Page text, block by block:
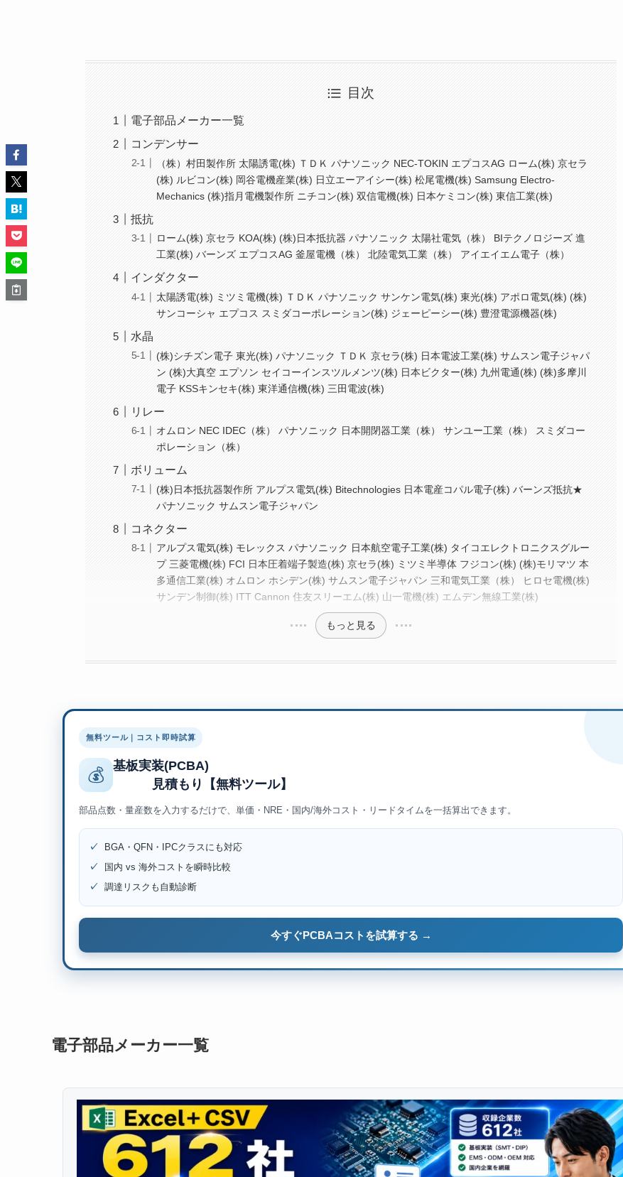
目次
電子部品メーカー一覧
コンデンサー
（株）村田製作所 太陽誘電(株) ＴＤＫ パナソニック NEC-TOKIN エプコスAG ローム(株) 京セラ
(株) ルビコン(株) 岡谷電機産業(株) 日立エーアイシー(株) 松尾電機(株) Samsung Electro-
Mechanics (株)指月電機製作所 ニチコン(株) 双信電機(株) 日本ケミコン(株) 東信工業(株)
抵抗
ローム(株) 京セラ KOA(株) (株)日本抵抗器 パナソニック 太陽社電気（株） BIテクノロジーズ 進
工業(株) バーンズ エプコスAG 釜屋電機（株） 北陸電気工業（株） アイエイエム電子（株）
インダクター
太陽誘電(株) ミツミ電機(株) ＴＤＫ パナソニック サンケン電気(株) 東光(株) アポロ電気(株) (株)
サンコーシャ エプコス スミダコーポレーション(株) ジェーピーシー(株) 豊澄電源機器(株)
水晶
(株)シチズン電子 東光(株) パナソニック ＴＤＫ 京セラ(株) 日本電波工業(株) サムスン電子ジャパ
ン (株)大真空 エプソン セイコーインスツルメンツ(株) 日本ビクター(株) 九州電通(株) (株)多摩川
電子 KSSキンセキ(株) 東洋通信機(株) 三田電波(株)
リレー
オムロン NEC IDEC（株） パナソニック 日本開閉器工業（株） サンユー工業（株） スミダコー
ポレーション（株）
ボリューム
(株)日本抵抗器製作所 アルプス電気(株) Bitechnologies 日本電産コパル電子(株) バーンズ抵抗★
パナソニック サムスン電子ジャパン
コネクター
アルプス電気(株) モレックス パナソニック 日本航空電子工業(株) タイコエレクトロニクスグルー
プ 三菱電機(株) FCI 日本圧着端子製造(株) 京セラ(株) ミツミ半導体 フジコン(株) (株)モリマツ 本
多通信工業(株) オムロン ホシデン(株) サムスン電子ジャパン 三和電気工業（株） ヒロセ電機(株)
サンデン制御(株) ITT Cannon 住友スリーエム(株) 山一電機(株) エムデン無線工業(株)
もっと見る
無料ツール｜コスト即時試算
💰
基板実装(PCBA)
見積もり【無料ツール】
部品点数・量産数を入力するだけで、単価・NRE・国内/海外コスト・リードタイムを一括算出できます。
✓
BGA・QFN・IPCクラスにも対応
✓
国内 vs 海外コストを瞬時比較
✓
調達リスクも自動診断
今すぐPCBAコストを試算する →
電子部品メーカー一覧